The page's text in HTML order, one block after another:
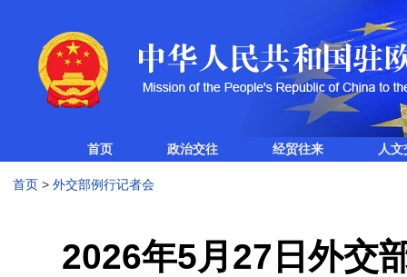
首页 政治交往 经贸往来 人
首页> 外交部例行记者会
2026年5月27日外交